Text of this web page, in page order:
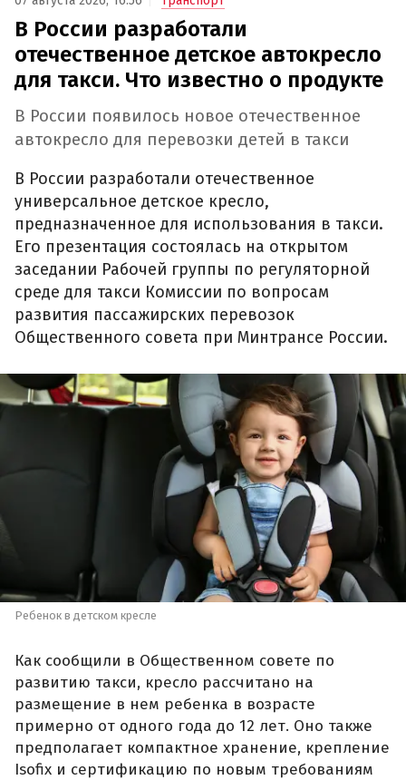
В России разработали
отечественное детское автокресло
для такси. Что известно о продукте
В России появилось новое отечественное
автокресло для перевозки детей в такси
В России разработали отечественное
универсальное детское кресло,
предназначенное для использования в такси.
Его презентация состоялась на открытом
заседании Рабочей группы по регуляторной
среде для такси Комиссии по вопросам
развития пассажирских перевозок
Общественного совета при Минтрансе России.
Ребенок в детском кресле
Как сообщили в Общественном совете по
развитию такси, кресло рассчитано на
размещение в нем ребенка в возрасте
примерно от одного года до 12 лет. Оно также
предполагает компактное хранение, крепление
Isofix и сертификацию по новым требованиям